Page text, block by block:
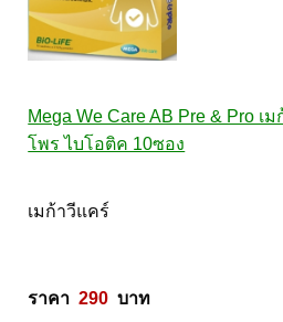
Mega We Care AB Pre & Pro เ
โพร ไบโอติค 10ซอง
เมก้าวีแคร์
ราคา 290
  บาท